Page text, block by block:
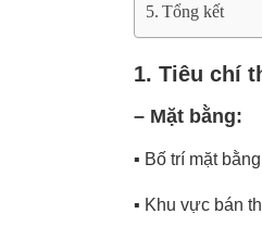
Tổng kết
1. Tiêu chí
– Mặt bằng:
▪️ Bố trí mặt
▪️ Khu vực bán